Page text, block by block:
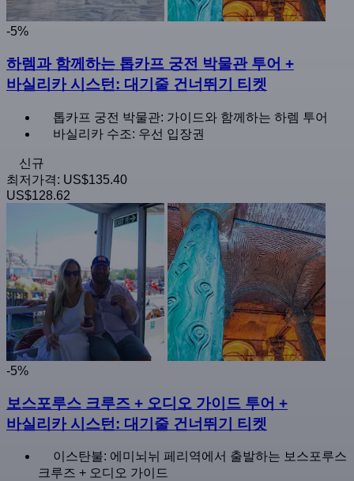
-5%
하렘과 함께하는 톱카프 궁전 박물관 투어 +
바실리카 시스턴: 대기줄 건너뛰기 티켓
톱카프 궁전 박물관: 가이드와 함께하는 하렘 투어
바실리카 수조: 우선 입장권
신규
최저가격: US$135.40
US$128.62
-5%
보스포루스 크루즈 + 오디오 가이드 투어 +
바실리카 시스턴: 대기줄 건너뛰기 티켓
이스탄불: 에미뇌뉘 페리역에서 출발하는 보스포루스
크루즈 + 오디오 가이드